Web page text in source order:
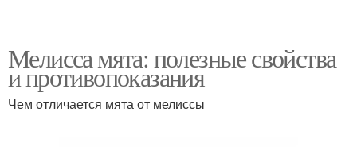
Мелисса мята: полезные свойства
и противопоказания
Чем отличается мята от мелиссы